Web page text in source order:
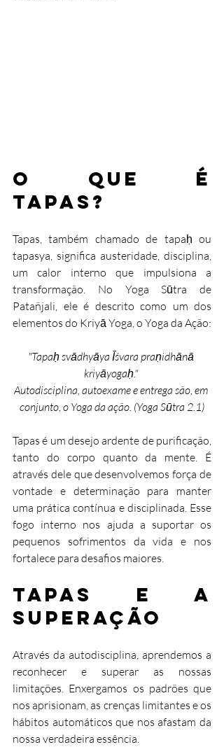
O Que é
Tapas?
Tapas, também chamado de tapaḥ ou
tapasya, significa austeridade, disciplina,
um calor interno que impulsiona a
transformação. No Yoga Sūtra de
Patañjali, ele é descrito como um dos
elementos do Kriyā Yoga, o Yoga da Ação:
"Tapaḥ svādhyāya Īśvara praṇidhānā
kriyāyogaḥ."
Autodisciplina, autoexame e entrega são, em
conjunto, o Yoga da ação. (Yoga Sūtra 2.1)
Tapas é um desejo ardente de purificação,
tanto do corpo quanto da mente. É
através dele que desenvolvemos força de
vontade e determinação para manter
uma prática contínua e disciplinada. Esse
fogo interno nos ajuda a suportar os
pequenos sofrimentos da vida e nos
fortalece para desafios maiores.
Tapas e a
Superação
Através da autodisciplina, aprendemos a
reconhecer e superar as nossas
limitações. Enxergamos os padrões que
nos aprisionam, as crenças limitantes e os
hábitos automáticos que nos afastam da
nossa verdadeira essência.